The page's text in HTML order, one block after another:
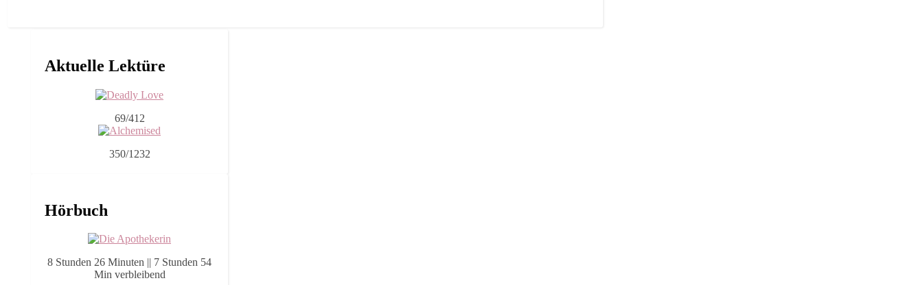
Aktuelle Lektüre
69/412
350/1232
Hörbuch
8 Stunden 26 Minuten || 7 Stunden 54
Min verbleibend